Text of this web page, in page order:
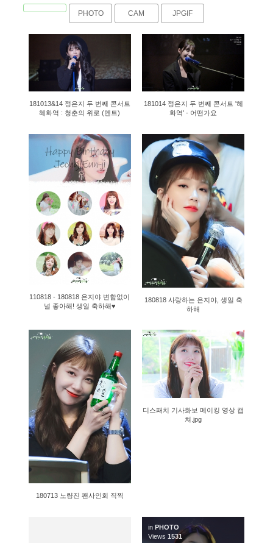
PHOTO CAM JPGIF
181013&14 정은지 두 번째 콘서트
혜화역 : 청춘의 위로 (멘트)
1871
181014 정은지 두 번째 콘서트 '혜
화역' - 어떤가요
56905
110818 - 180818 은지야 변함없이
널 좋아해! 생일 축하해♥
1514
180818 사랑하는 은지야, 생일 축
하해
53742
180713 노량진 팬사인회 직찍
1133
디스패치 기사화보 메이킹 영상 캡
쳐.jpg
inPHOTO
Views1531